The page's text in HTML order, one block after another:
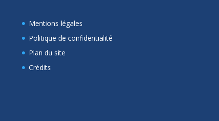
Mentions légales
Politique de confidentialité
Plan du site
Crédits